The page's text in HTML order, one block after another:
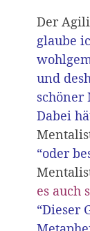
Der
glaube
und
schöner
Dabei
“oder
es auch
“Dieser